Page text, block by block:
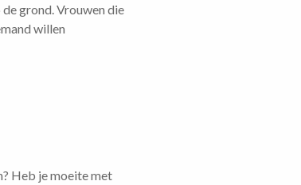
grond. Vrouwen die
willen
Heb je moeite met